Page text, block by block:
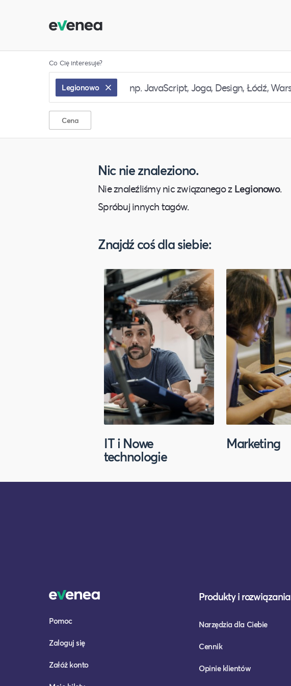
Co Cię interesuje?
Legionowo
Cena
Nic nie znaleziono.
Nie znaleźliśmy nic związanego z Legionowo.
Spróbuj innych tagów.
Znajdź coś dla siebie:
IT i Nowe
technologie
Marketing
Pomoc
Zaloguj się
Załóż konto
Produkty i rozwiązania
Narzędzia dla Ciebie
Cennik
Opinie klientów